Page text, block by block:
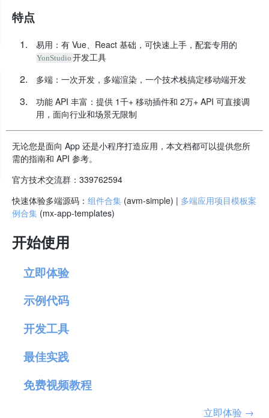
特点
易用：有 Vue、React 基础，可快速上手，配套专用的
YonStudio 开发工具
多端：一次开发，多端渲染，一个技术栈搞定移动端开发
功能 API 丰富：提供 1千+ 移动插件和 2万+ API 可直接调
用，面向行业和场景无限制
无论您是面向 App 还是小程序打造应用，本文档都可以提供您所
需的指南和 API 参考。
官方技术交流群：339762594
快速体验多端源码： 组件合集 (avm-simple) | 多端应用项目模板案
例合集 (mx-app-templates)
开始使用
立即体验
示例代码
开发工具
最佳实践
免费视频教程
立即体验 →